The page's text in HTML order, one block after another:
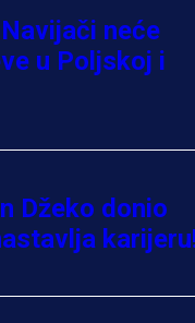
neće
u Poljskoj i
Džeko donio